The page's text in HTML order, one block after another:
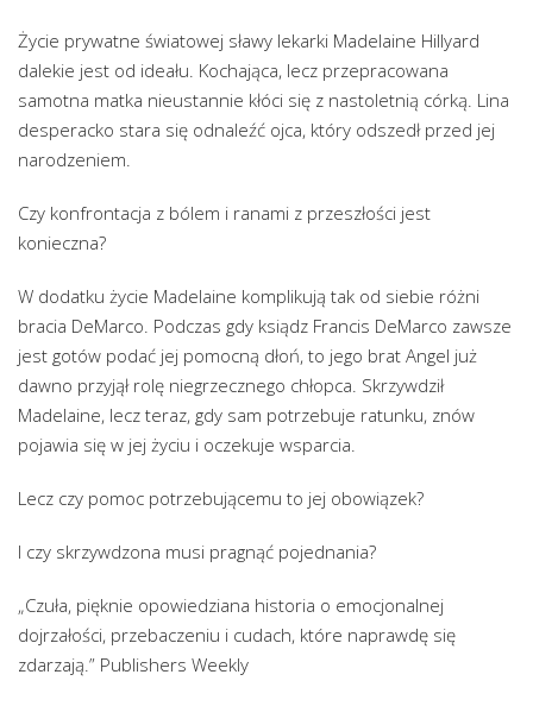
Życie prywatne światowej sławy lekarki Madelaine Hillyard
dalekie jest od ideału. Kochająca, lecz przepracowana
samotna matka nieustannie kłóci się z nastoletnią córką. Lina
desperacko stara się odnaleźć ojca, który odszedł przed jej
narodzeniem.
Czy konfrontacja z bólem i ranami z przeszłości jest
konieczna?
W dodatku życie Madelaine komplikują tak od siebie różni
bracia DeMarco. Podczas gdy ksiądz Francis DeMarco zawsze
jest gotów podać jej pomocną dłoń, to jego brat Angel już
dawno przyjął rolę niegrzecznego chłopca. Skrzywdził
Madelaine, lecz teraz, gdy sam potrzebuje ratunku, znów
pojawia się w jej życiu i oczekuje wsparcia.
Lecz czy pomoc potrzebującemu to jej obowiązek?
I czy skrzywdzona musi pragnąć pojednania?
„Czuła, pięknie opowiedziana historia o emocjonalnej
dojrzałości, przebaczeniu i cudach, które naprawdę się
zdarzają.” Publishers Weekly